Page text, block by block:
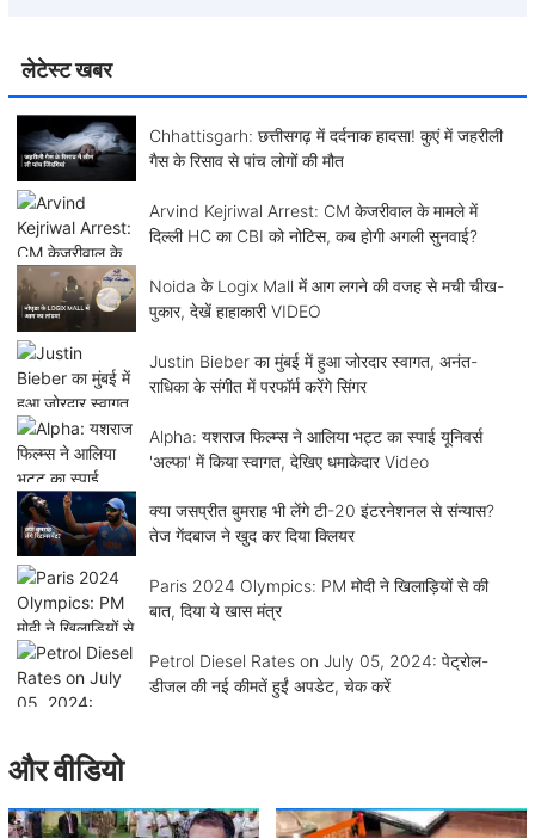
लेटेस्ट खबर
Chhattisgarh: छत्तीसगढ़ में दर्दनाक हादसा! कुएं में जहरीली
गैस के रिसाव से पांच लोगों की मौत
Arvind Kejriwal Arrest: CM केजरीवाल के मामले में
दिल्ली HC का CBI को नोटिस, कब होगी अगली सुनवाई?
Noida के Logix Mall में आग लगने की वजह से मची चीख-
पुकार, देखें हाहाकारी VIDEO
Justin Bieber का मुंबई में हुआ जोरदार स्वागत, अनंत-
राधिका के संगीत में परफॉर्म करेंगे सिंगर
Alpha: यशराज फिल्म्स ने आलिया भट्ट का स्पाई यूनिवर्स
'अल्फा' में किया स्वागत, देखिए धमाकेदार Video
क्या जसप्रीत बुमराह भी लेंगे टी-20 इंटरनेशनल से संन्यास?
तेज गेंदबाज ने खुद कर दिया क्लियर
Paris 2024 Olympics: PM मोदी ने खिलाड़ियों से की
बात, दिया ये खास मंत्र
Petrol Diesel Rates on July 05, 2024: पेट्रोल-
डीजल की नई कीमतें हुईं अपडेट, चेक करें
और वीडियो